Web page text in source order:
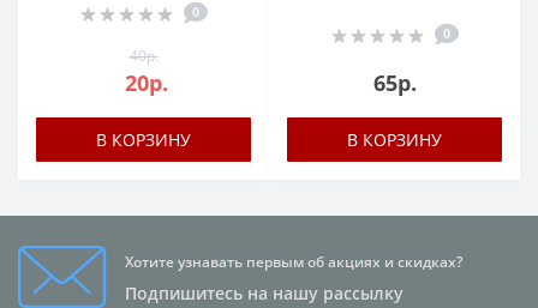
0
40р.
20р.
В КОРЗИНУ
0
65р.
В КОРЗИНУ
Хотите узнавать первым об акциях и скидках?
Подпишитесь на нашу рассылку